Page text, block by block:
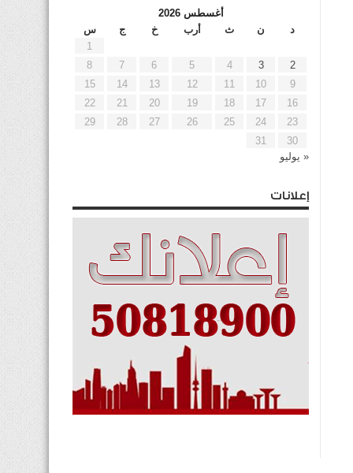
أغسطس 2026
د
ن ث أرب خ ج
س
1
2
3
4
5
6
7
8
9
10
11
12
13
14
15
16
17
18
19
20
21
22
23
24
25
26
27
28
29
30
31
« يوليو
إعلانات